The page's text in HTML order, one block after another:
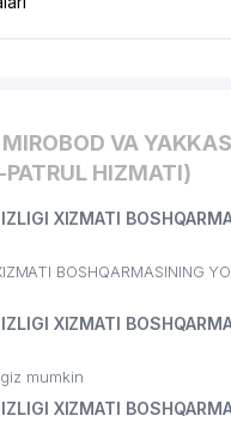
MIROBOD VA
HIZMATI)
XIZMATI
BOSHQARMASINING
XIZMATI
mumkin
XIZMATI